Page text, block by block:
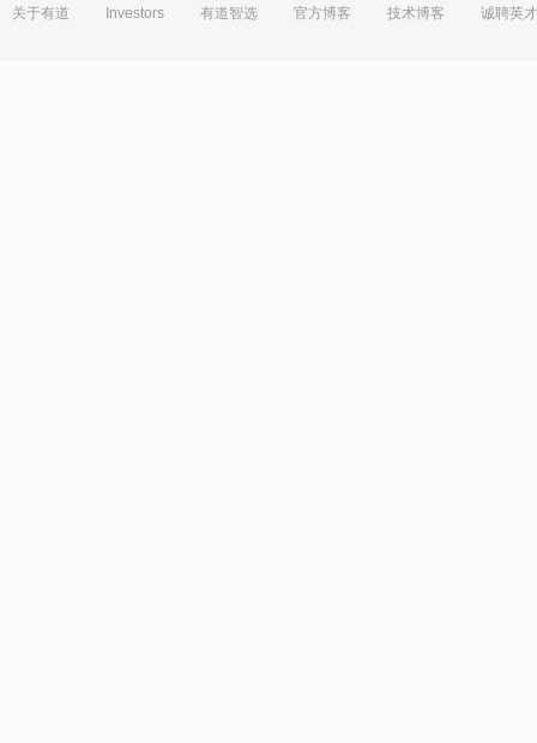
关于有道 Investors 有道智选 官方博客 技术博客 诚聘英才